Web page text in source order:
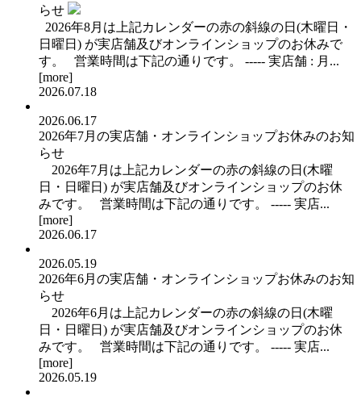
らせ
2026年8月は上記カレンダーの赤の斜線の日(木曜日・
日曜日) が実店舗及びオンラインショップのお休みで
す。 営業時間は下記の通りです。 ----- 実店舗 : 月...
[more]
2026.07.18
2026.06.17
2026年7月の実店舗・オンラインショップお休みのお知
らせ
2026年7月は上記カレンダーの赤の斜線の日(木曜
日・日曜日) が実店舗及びオンラインショップのお休
みです。 営業時間は下記の通りです。 ----- 実店...
[more]
2026.06.17
2026.05.19
2026年6月の実店舗・オンラインショップお休みのお知
らせ
2026年6月は上記カレンダーの赤の斜線の日(木曜
日・日曜日) が実店舗及びオンラインショップのお休
みです。 営業時間は下記の通りです。 ----- 実店...
[more]
2026.05.19